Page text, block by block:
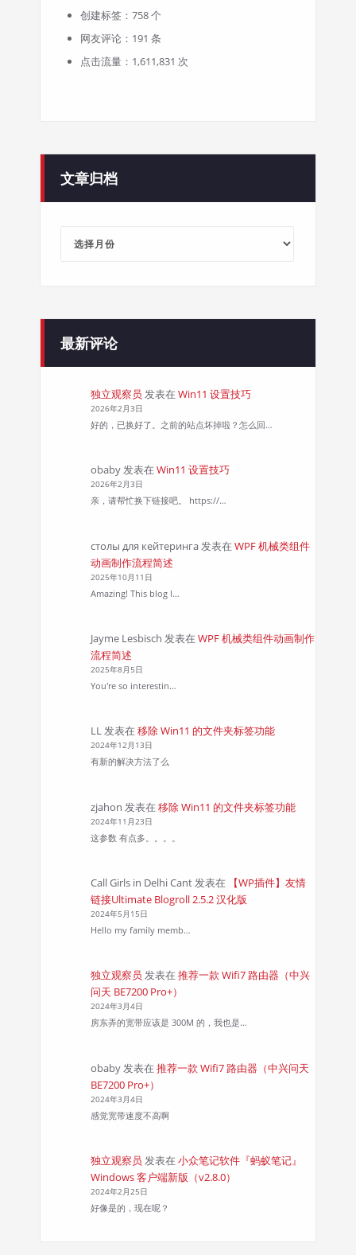
创建标签：758 个
网友评论：191 条
点击流量：1,611,831 次
文章归档
最新评论
独立观察员 发表在 Win11 设置技巧
2026年2月3日
好的，已换好了。之前的站点坏掉啦？怎么回…
obaby发表在 Win11 设置技巧
2026年2月3日
亲，请帮忙换下链接吧。 https://…
столы для кейтеринга发表在 WPF 机械类组件
动画制作流程简述
2025年10月11日
Amazing! This blog l…
Jayme Lesbisch 发表在 WPF 机械类组件动画制作
流程简述
2025年8月5日
You're so interestin…
LL发表在 移除 Win11 的文件夹标签功能
2024年12月13日
有新的解决方法了么
zjahon 发表在 移除 Win11 的文件夹标签功能
2024年11月23日
这参数 有点多。。。。
Call Girls in Delhi Cant发表在
【WP插件】友情
链接Ultimate Blogroll 2.5.2 汉化版
2024年5月15日
Hello my family memb…
独立观察员 发表在 推荐一款 Wifi7 路由器（中兴
问天 BE7200 Pro+）
2024年3月4日
房东弄的宽带应该是 300M 的，我也是…
obaby发表在 推荐一款 Wifi7 路由器（中兴问天
BE7200 Pro+）
2024年3月4日
感觉宽带速度不高啊
独立观察员 发表在 小众笔记软件『蚂蚁笔记』
Windows 客户端新版（v2.8.0）
2024年2月25日
好像是的，现在呢？